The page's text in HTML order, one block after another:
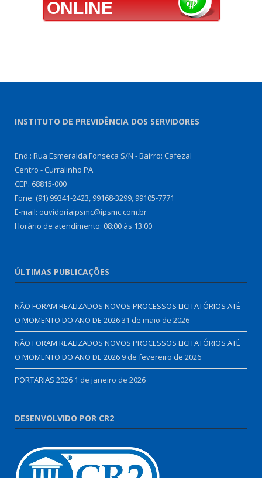
ONLINE
INSTITUTO DE PREVIDÊNCIA DOS SERVIDORES
End.: Rua Esmeralda Fonseca S/N - Bairro: Cafezal
Centro - Curralinho PA
CEP: 68815-000
Fone: (91) 99341-2423, 99168-3299, 99105-7771
E-mail: ouvidoriaipsmc@ipsmc.com.br
Horário de atendimento: 08:00 às 13:00
ÚLTIMAS PUBLICAÇÕES
NÃO FORAM REALIZADOS NOVOS PROCESSOS LICITATÓRIOS ATÉ
O MOMENTO DO ANO DE 202631 de maio de 2026
NÃO FORAM REALIZADOS NOVOS PROCESSOS LICITATÓRIOS ATÉ
O MOMENTO DO ANO DE 2026 9 de fevereiro de 2026
PORTARIAS 2026 1 de janeiro de 2026
DESENVOLVIDO POR CR2